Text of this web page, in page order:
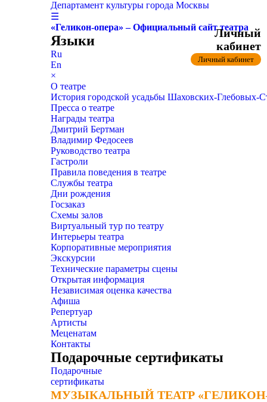
Департамент культуры города Москвы
☰
«Геликон-опера» – Официальный сайт театра
Языки
Ru
En
×
О театре
История городской усадьбы Шаховских-
Пресса о театре
Награды театра
Дмитрий Бертман
Владимир Федосеев
Руководство театра
Гастроли
Правила поведения в театре
Службы театра
Дни рождения
Госзаказ
Схемы залов
Виртуальный тур по театру
Интерьеры театра
Корпоративные мероприятия
Экскурсии
Технические параметры сцены
Открытая информация
Независимая оценка качества
Афиша
Репертуар
Артисты
Меценатам
Контакты
Подарочные сертификаты
Подарочные
сертификаты
МУЗЫКАЛЬНЫЙ ТЕАТР
МУЗЫКАЛЬНЫЙ ТЕАТР
Личный
кабинет
Личный кабинет